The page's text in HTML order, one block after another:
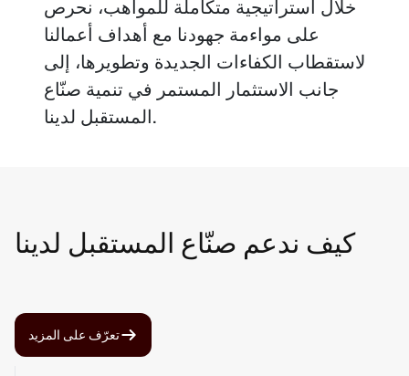
خلال استراتيجية متكاملة للمواهب، نحرص
على مواءمة جهودنا مع أهداف أعمالنا
لاستقطاب الكفاءات الجديدة وتطويرها، إلى
جانب الاستثمار المستمر في تنمية صنّاع
المستقبل لدينا.
كيف ندعم صنّاع المستقبل لدينا
تعرّف على المزيد